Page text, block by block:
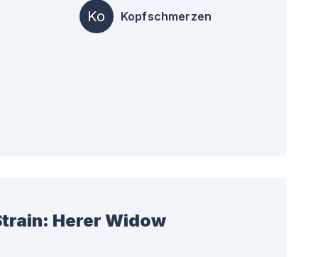
Ko Kopfschmerzen
Herer Widow